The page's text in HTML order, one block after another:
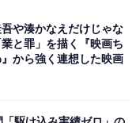
や湊かなえだけじゃな
と罪」を描く『映画ち
から強く連想した映画